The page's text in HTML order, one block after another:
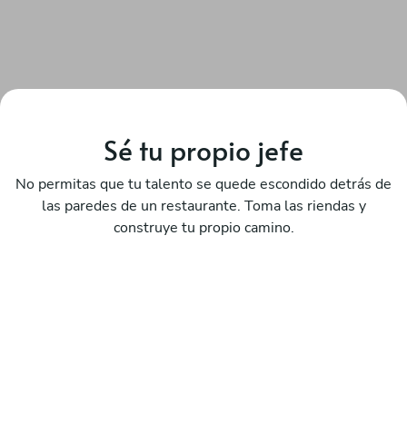
Sé tu propio jefe
No permitas que tu talento se quede escondido detrás de
las paredes de un restaurante. Toma las riendas y
construye tu propio camino.